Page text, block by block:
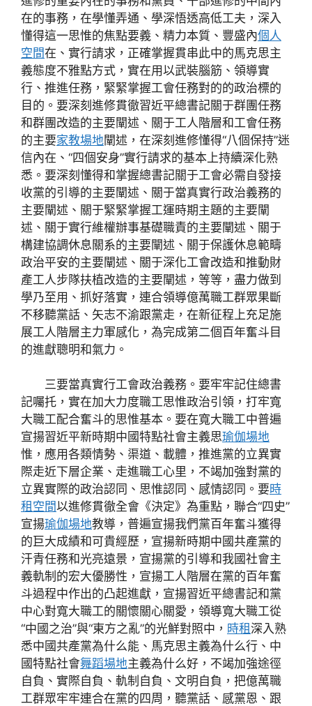
在的事務，在學懂弄通、學深悟透高低工夫，深入
懂得這一思惟的焦點要義、精力本質、豐盛內個人
空間在、實行請求，正確掌握貫串此中的馬克思主
義態度不雅點方式，實在用以武裝腦筋、領導實
行、推進任務，緊緊掌握工會任務對的的政治標的
目的。要深刻進修貫徹習近平總書記關于群團任務
和群團改造的主要闡述、關于工人階層和工會任務
的主要家教場地闡述，在深刻進修懂得“八個保持”迷
信內在、“四個安身”實行請求的基本上持續深化熟
悉。要深刻懂得和掌握總書記關于工會必需自發接
收黨的引導的主要闡述、關于當真實行政治義務的
主要闡述、關于緊緊掌握工運時期主題的主要闡
述、關于實行維權辦事基礎職責的主要闡述、關于
構建協調休息關系的主要闡述、關于保護休息範疇
政治平安的主要闡述、關于深化工會改造和推動財
產工人步隊扶植改造的主要闡述，等等，盡力做到
學乃至用、抓好落實，連合領導億萬職工群眾果斷
不移聽黨話、矢志不渝跟黨走，在新征程上充足施
展工人階層主力軍感化，為完成第二個百年奮斗目
的進獻聰明和氣力。
三要當真實行工會政治義務。要牢牢記住總書
記囑托，實在加大力度職工思惟政治引領，打牢寬
大職工配合奮斗的思惟基本。要在寬大職工中普遍
宣揚習近平新時期中國特點社會主義思瑜伽場地
惟，應用各類情勢、渠道、載體，推進黨的立異實
際走近下層企業、走進職工心里，不竭加強對黨的
立異實際的政治認同、思惟認同、感情認同。要時
租空間以進修貫徹全會《決定》為重點，聯合“四史”
宣揚瑜伽場地教導，普遍宣揚我們黨百年奮斗獲得
的巨大成績和可貴經歷，宣揚新時期中國共產黨的
汗青任務和光亮遠景，宣揚黨的引導和我國社會主
義軌制的宏大優勝性，宣揚工人階層在黨的百年奮
斗過程中作出的凸起進獻，宣揚習近平總書記和黨
中心對寬大職工的關懷關心關愛，領導寬大職工從
“中國之治”與“東方之亂”的光鮮對照中， 時租 深入熟
悉中國共產黨為什么能、馬克思主義為什么行、中
國特點社會舞蹈場地主義為什么好，不竭加強途徑
自負、實際自負、軌制自負、文明自負，把億萬職
工群眾牢牢連合在黨的四周，聽黨話、感黨恩、跟